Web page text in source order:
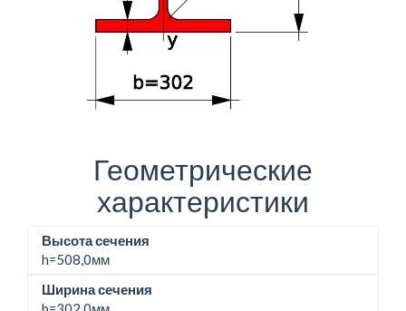
Геометрические
характеристики
Высота сечения
h=508,0мм
Ширина сечения